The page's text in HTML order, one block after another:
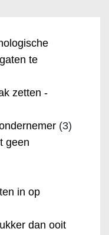
te
zetten -
(3)
geen
in op
dan ooit